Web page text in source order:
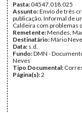
Pasta:04547.018.025
Assunto:Envío de três
publicação. Informal de
Caldeira com problemas
Remetente:Mendes,
Destinatário:Mário
Data: s.d.
Fundo:DMN -
Neves
Tipo Documental:
Página(s):2